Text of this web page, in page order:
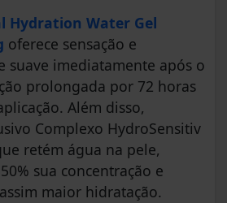
Hydration Water Gel
oferece sensação e
suave imediatamente após o
prolongada por 72 horas
Além disso,
Complexo HydroSensitiv
retém água na pele,
sua concentração e
maior hidratação.